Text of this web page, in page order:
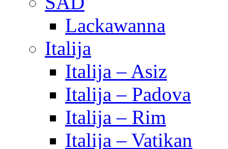
Lackawanna
Italija
Italija – Asiz
Italija – Padova
Italija – Rim
Italija – Vatikan